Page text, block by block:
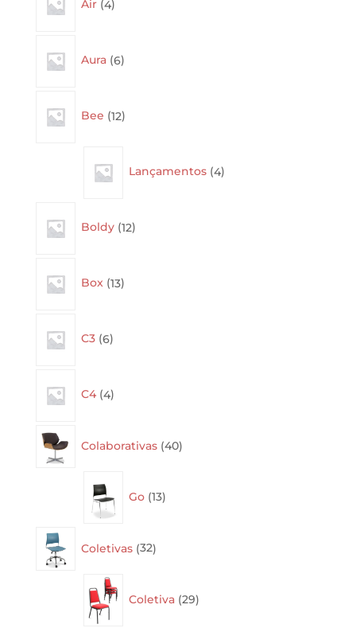
Air 4products
Aura 6products
Bee 12products
Lançamentos 4products
Boldy 12products
Box 13products
C3 6products
C4 4products
Colaborativas 40products
Go 13products
Coletivas 32products
Coletiva 29products